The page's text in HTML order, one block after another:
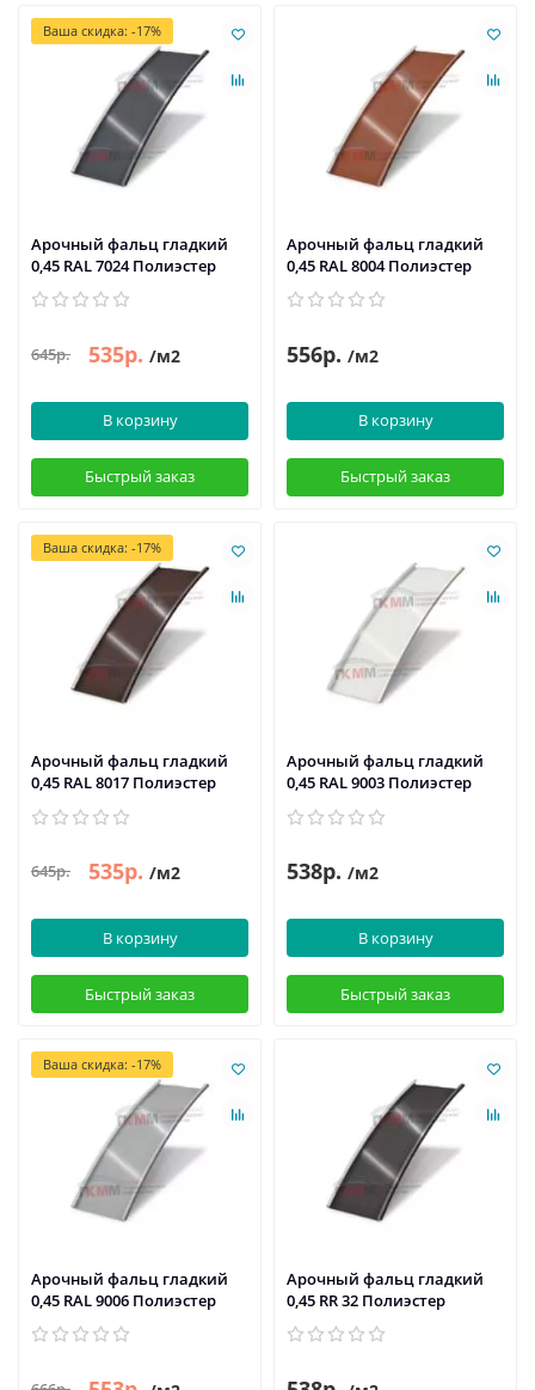
Ваша скидка: -17%
Арочный фальц гладкий
0,45 RAL 7024 Полиэстер
645р. 535р. /м2
В корзину
Быстрый заказ
Арочный фальц гладкий
0,45 RAL 8004 Полиэстер
556р. /м2
В корзину
Быстрый заказ
Ваша скидка: -17%
Арочный фальц гладкий
0,45 RAL 8017 Полиэстер
645р. 535р. /м2
В корзину
Быстрый заказ
Арочный фальц гладкий
0,45 RAL 9003 Полиэстер
538р. /м2
В корзину
Быстрый заказ
Ваша скидка: -17%
Арочный фальц гладкий
0,45 RAL 9006 Полиэстер
Арочный фальц гладкий
0,45 RR 32 Полиэстер